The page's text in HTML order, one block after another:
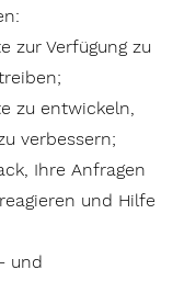
zur Verfügung zu
zu entwickeln,
verbessern;
Ihre Anfragen
und Hilfe
und